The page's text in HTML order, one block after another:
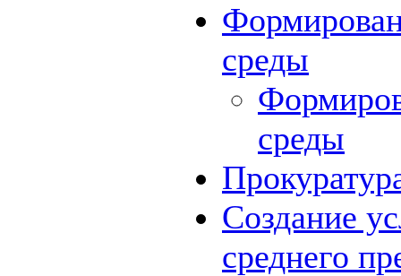
среды
среды
Создание
среднего